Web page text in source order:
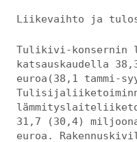
Liikevaihto ja
Tulikivi-
katsauskaudella
euroa(38,1 tammi-
31,7 (30,4)
euroa.